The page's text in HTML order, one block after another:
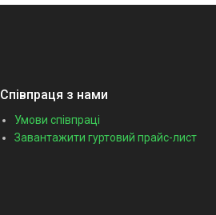
Співпраця з нами
Умови співпраці
Завантажити гуртовий прайс-лист